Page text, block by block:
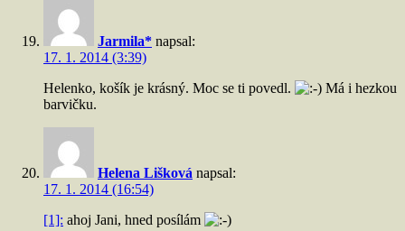
Jarmila* napsal:
17. 1. 2014 (3:39)
Helenko, košík je krásný. Moc se ti povedl.
Má i hezkou
barvičku.
Helena Lišková napsal:
17. 1. 2014 (16:54)
[1]: ahoj Jani, hned posílám